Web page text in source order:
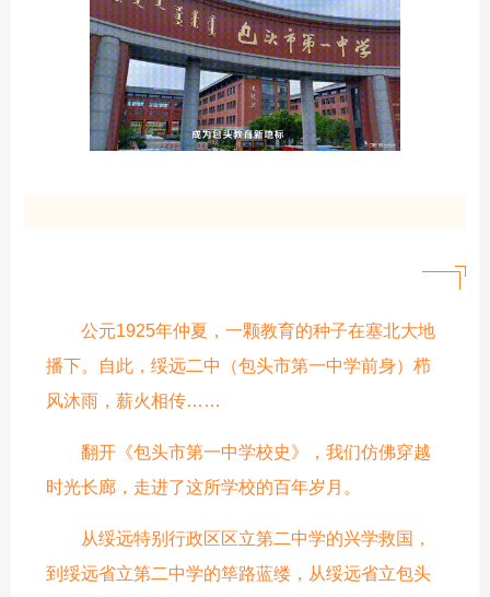
公元1925年仲夏，一颗教育的种子在塞北大地
播下。自此，绥远二中（包头市第一中学前身）栉
风沐雨，薪火相传……
翻开《包头市第一中学校史》，我们仿佛穿越
时光长廊，走进了这所学校的百年岁月。
从绥远特别行政区区立第二中学的兴学救国，
到绥远省立第二中学的筚路蓝缕，从绥远省立包头